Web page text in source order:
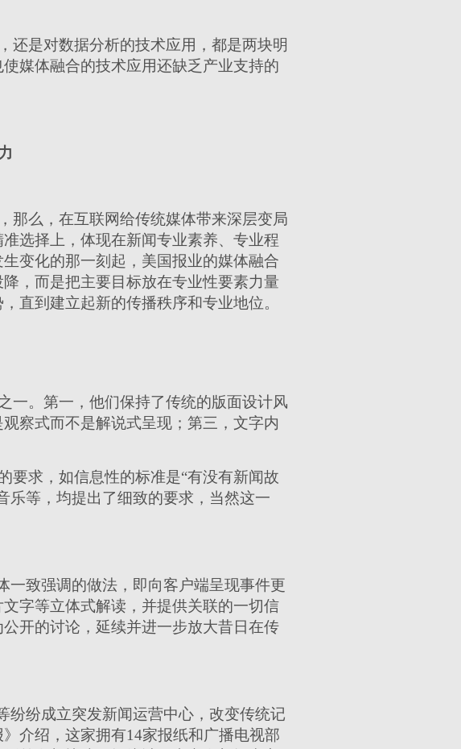
还是对数据分析的技术应用，都是两块明
媒体融合的技术应用还缺乏产业支持的
那么，在互联网给传统媒体带来深层变局
选择上，体现在新闻专业素养、专业程
变化的那一刻起，美国报业的媒体融合
，而是把主要目标放在专业性要素力量
直到建立起新的传播秩序和专业地位。
一。第一，他们保持了传统的版面设计风
察式而不是解说式呈现；第三，文字内
要求，如信息性的标准是“有没有新闻故
乐等，均提出了细致的要求，当然这一
一致强调的做法，即向客户端呈现事件更
字等立体式解读，并提供关联的一切信
开的讨论，延续并进一步放大昔日在传
纷纷成立突发新闻运营中心，改变传统记
介绍，这家拥有14家报纸和广播电视部